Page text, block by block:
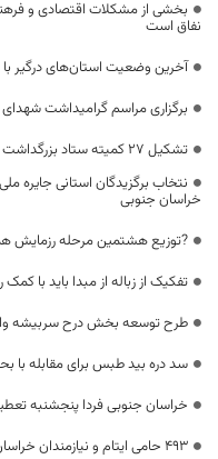
بخشی از مشکلات اقتصادی و
نفاق است
آخرین وضعیت استان‌های درگیر با
برگزاری مراسم گرامیداشت شهدای
تشکیل ۲۷ کمیته ستاد بزرگداشت دهه مبارک فجر در خراسان جنوبی
نتخاب برگزیدگان استانی
خراسان جنوبی
?توزیع هشتمین مرحله رزمایش
تفکیک از زباله از مبدا باید با
طرح توسعه بخش درح سربیشه
سد دره بید طبس برای مقابله با
خراسان جنوبی فردا پنجشنبه
493 حامی ایتام و نیازمندان خراسان جنوبی جذب شدند